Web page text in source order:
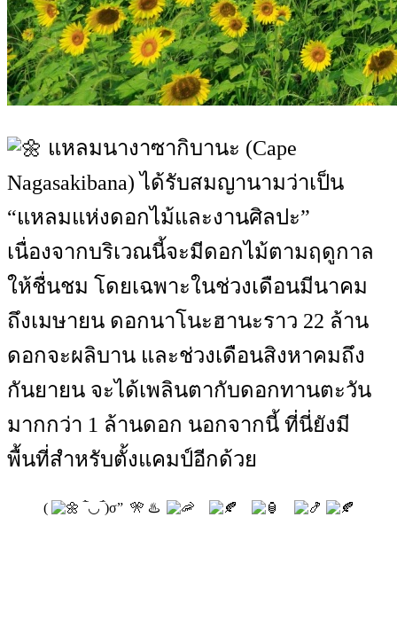
แหลมนางาซากิบานะ (Cape
Nagasakibana) ได้รับสมญานามว่าเป็น
“แหลมแห่งดอกไม้และงานศิลปะ”
เนื่องจากบริเวณนี้จะมีดอกไม้ตามฤดูกาล
ให้ชื่นชม โดยเฉพาะในช่วงเดือนมีนาคม
ถึงเมษายน ดอกนาโนะฮานะราว 22 ล้าน
ดอกจะผลิบาน และช่วงเดือนสิงหาคมถึง
กันยายน จะได้เพลินตากับดอกทานตะวัน
มากกว่า 1 ล้านดอก นอกจากนี้ ที่นี่ยังมี
พื้นที่สำหรับตั้งแคมป์อีกด้วย
( ‾̀◡‾́)σ” 🎌 ♨️